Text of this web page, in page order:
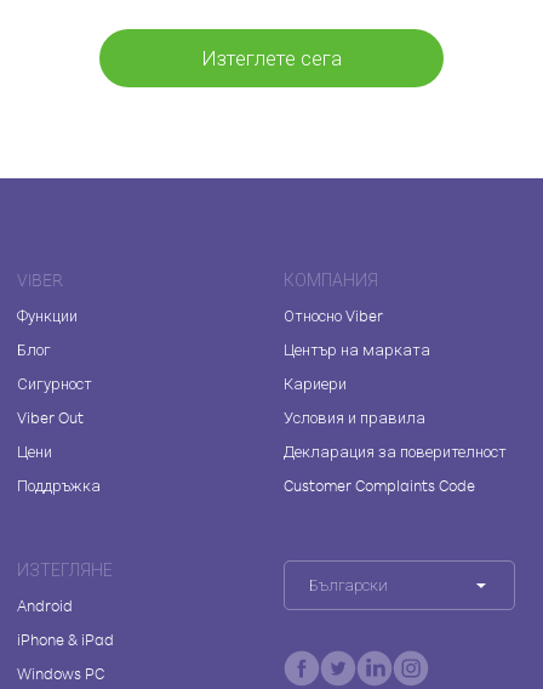
Изтеглете сега
VIBER
Функции
Блог
Сигурност
Viber Out
Цени
Поддръжка
КОМПАНИЯ
Относно Viber
Център на марката
Кариери
Условия и правила
Декларация за поверителност
Customer Complaints Code
ИЗТЕГЛЯНЕ
Android
iPhone & iPad
Windows PC
Български